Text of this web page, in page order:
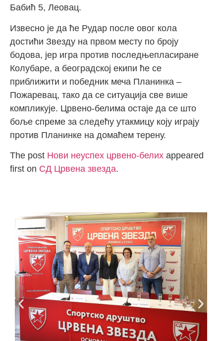
Бабић 5, Леовац.
Извесно је да ће Рудар после овог кола
достићи Звезду на првом месту по броју
бодова, јер игра против последњепласиране
Колубаре, а београдској екипи ће се
приближити и победник меча Планинка –
Пожаревац, тако да се ситуација све више
компликује. Црвено-белима остаје да се што
боље спреме за следећу утакмицу коју играју
против Планинке на домаћем терену.
The post Нови неуспех црвено-белих appeared
first on СД Црвена звезда.